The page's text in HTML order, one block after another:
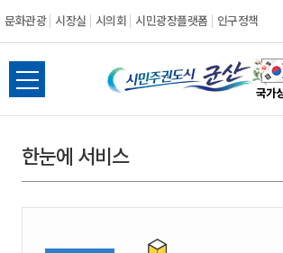
문화관광 시장실 시의회 시민광장플랫폼 인구정책
시
민
권
전
체
뉴
열
한눈에 서비스